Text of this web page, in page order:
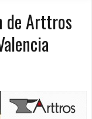
de Arttros